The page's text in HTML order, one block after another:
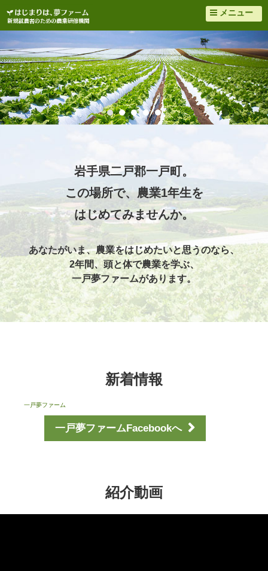
メニュー
岩手県二戸郡一戸町。
この場所で、農業1年生を
はじめてみませんか。
あなたがいま、農業をはじめたいと思うのなら、
2年間、頭と体で農業を学ぶ、
一戸夢ファームがあります。
新着情報
一戸夢ファーム
一戸夢ファームFacebookへ
紹介動画